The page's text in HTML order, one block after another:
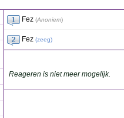
Fez (Anoniem)
Fez (zeeg)
Reageren is niet meer mogelijk.